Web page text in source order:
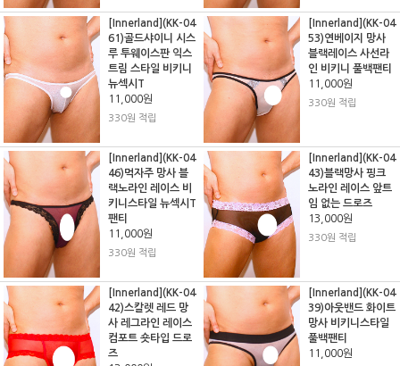
[Innerland](KK-04
61)골드샤이니 시스
루 투웨이스판 익스
트림 스타일 비키니
뉴섹시T
11,000원
330원 적립
[Innerland](KK-04
53)연베이지 망사
블랙레이스 사선라
인 비키니 풀백팬티
11,000원
330원 적립
[Innerland](KK-04
46)먹자주 망사 블
랙노라인 레이스 비
키니스타일 뉴섹시T
팬티
11,000원
330원 적립
[Innerland](KK-04
43)블랙망사 핑크
노라인 레이스 앞트
임 없는 드로즈
13,000원
330원 적립
[Innerland](KK-04
42)스칼렛 레드 망
사 레그라인 레이스
컴포트 숏타입 드로
즈
[Innerland](KK-04
39)아웃밴드 화이트
망사 비키니스타일
풀백팬티
11,000원